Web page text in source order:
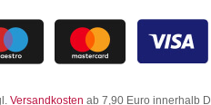
Versandkosten ab 7,90 Euro innerhalb